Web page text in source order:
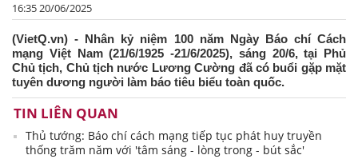
16:35 20/06/2025
(VietQ.vn) - Nhân kỷ niệm 100 năm Ngày Báo chí Cách
mạng Việt Nam (21/6/1925 -21/6/2025), sáng 20/6, tại Phủ
Chủ tịch, Chủ tịch nước Lương Cường đã có buổi gặp mặt
tuyên dương người làm báo tiêu biểu toàn quốc.
TIN LIÊN QUAN
Thủ tướng: Báo chí cách mạng tiếp tục phát huy truyền
thống trăm năm với 'tâm sáng - lòng trong - bút sắc'